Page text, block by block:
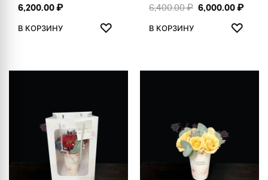
6,200.00₽
В КОРЗИНУ ♡
ДОБАВИТЬ В ИЗБРАННОЕ
6,400.00₽ 6,000.00₽
В КОРЗИНУ ♡